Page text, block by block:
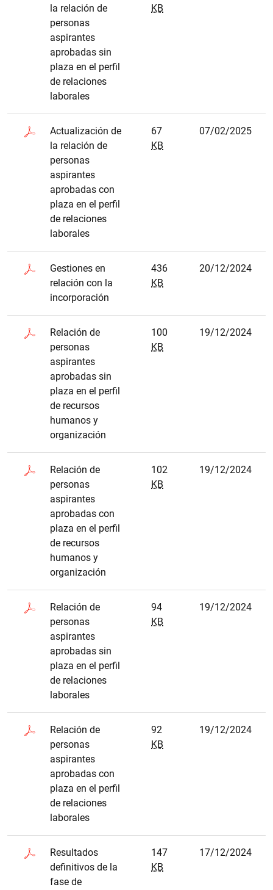
la relación de
personas
aspirantes
aprobadas sin
plaza en el perfil
de relaciones
laborales
KB
Actualización de
la relación de
personas
aspirantes
aprobadas con
plaza en el perfil
de relaciones
laborales
67
KB
07/02/2025
Gestiones en
relación con la
incorporación
436
KB
20/12/2024
Relación de
personas
aspirantes
aprobadas sin
plaza en el perfil
de recursos
humanos y
organización
100
KB
19/12/2024
Relación de
personas
aspirantes
aprobadas con
plaza en el perfil
de recursos
humanos y
organización
102
KB
19/12/2024
Relación de
personas
aspirantes
aprobadas sin
plaza en el perfil
de relaciones
laborales
94
KB
19/12/2024
Relación de
personas
aspirantes
aprobadas con
plaza en el perfil
de relaciones
laborales
92
KB
19/12/2024
Resultados
definitivos de la
fase de
147
KB
17/12/2024